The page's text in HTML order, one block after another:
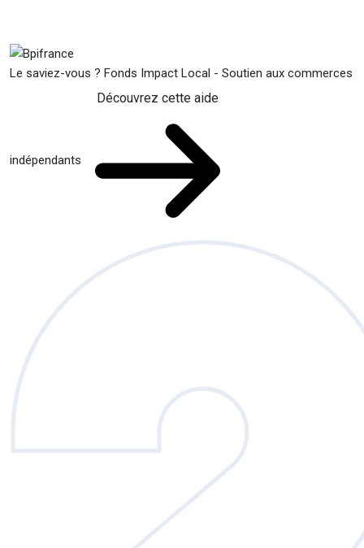
Le saviez-vous ? Fonds Impact Local - Soutien aux commerces
indépendants
Découvrez cette aide